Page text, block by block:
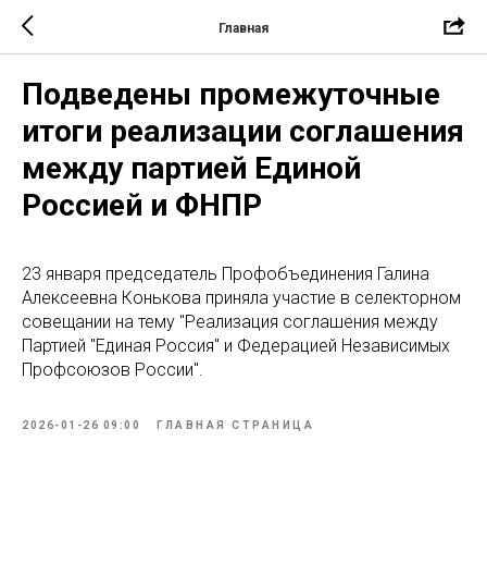
Главная
Подведены промежуточные
итоги реализации соглашения
между партией Единой
Россией и ФНПР
23 января председатель Профобъединения Галина
Алексеевна Конькова приняла участие в селекторном
совещании на тему "Реализация соглашения между
Партией "Единая Россия" и Федерацией Независимых
Профсоюзов России".
2026-01-26 09:00 ГЛАВНАЯ СТРАНИЦА